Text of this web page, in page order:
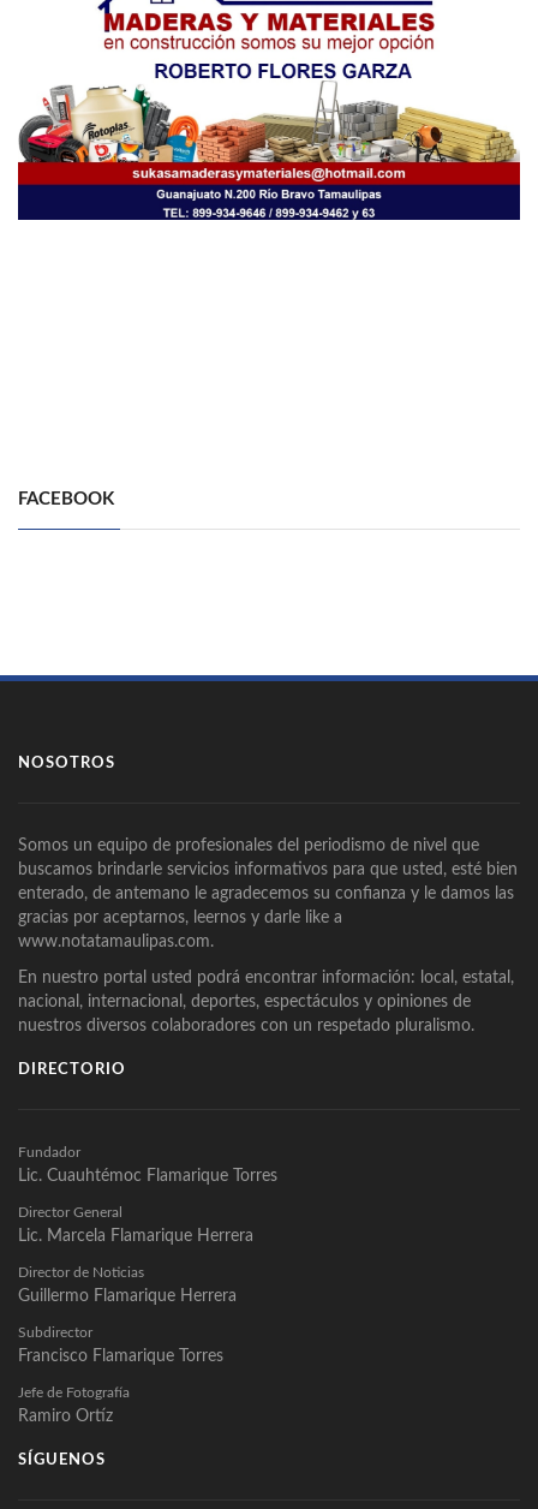
FACEBOOK
NOSOTROS
Somos un equipo de profesionales del periodismo de nivel que
buscamos brindarle servicios informativos para que usted, esté bien
enterado, de antemano le agradecemos su confianza y le damos las
gracias por aceptarnos, leernos y darle like a
www.notatamaulipas.com.
En nuestro portal usted podrá encontrar información: local, estatal,
nacional, internacional, deportes, espectáculos y opiniones de
nuestros diversos colaboradores con un respetado pluralismo.
DIRECTORIO
Fundador
Lic. Cuauhtémoc Flamarique Torres
Director General
Lic. Marcela Flamarique Herrera
Director de Noticias
Guillermo Flamarique Herrera
Subdirector
Francisco Flamarique Torres
Jefe de Fotografía
Ramiro Ortíz
SÍGUENOS